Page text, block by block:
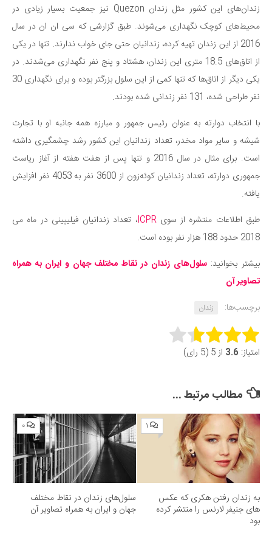
زندان‌های این کشور مثل زندان Quezon نیز جمعیت بسیار زیادی در
محیط‌های کوچک نگهداری می‌شوند. طبق گزارشی که سی ان ان در سال
2016 از این زندان تهیه کرده، زندانیان حتی جای خواب ندارند. تنها در یکی
از اتاق‌های 18.5 متری این زندان، هشتاد و پنج نفر نگهداری می‌شدند. در
یکی دیگر از اتاق‌ها که تنها کمی از این سلول بزرگتر بوده و برای نگهداری 30
نفر طراحی شده، 131 نفر زندانی شده بودند.
با انتخاب دوارته به عنوان رئیس جمهور و مبارزه همه جانبه او با تجارت
شیشه و سایر مواد مخدر، تعداد زندانیان این کشور رشد چشمگیری داشته
است. برای مثال در سال 2016 و تنها پس از هفت هفته از آغاز ریاست
جمهوری دوارته، تعداد زندانیان کوئه‌زون از 3600 نفر به 4053 نفر افزایش
یافته.
طبق اطلاعات منتشره از سویICPR، تعداد زندانیان فیلیپینی در ماه می
2018 حدود 188 هزار نفر بوده است.
بیشتر بخوانید:سلول‌های زندان در نقاط مختلف جهان و ایران به همراه
تصاویر آن
برچسب‌ها:
زندان
Rate this item:
امتیاز: 3.6 از 5 (5 رای)
مطالب مرتبط ...
۱
به زندان رفتن هکری که عکس‌
های جنیفر لارنس را منتشر کرده
بود
۰
سلول‌های زندان در نقاط مختلف
جهان و ایران به همراه تصاویر آن